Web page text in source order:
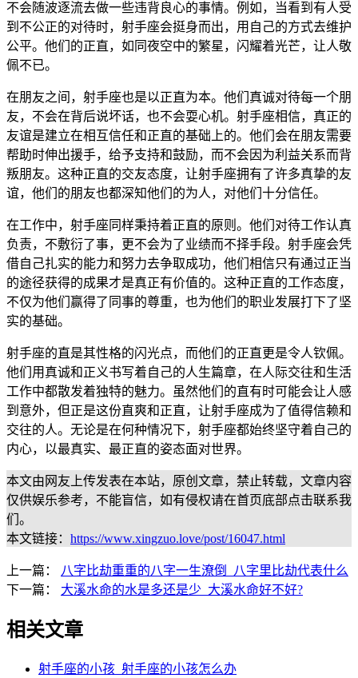
不会随波逐流去做一些违背良心的事情。例如，当看到有人受
到不公正的对待时，射手座会挺身而出，用自己的方式去维护
公平。他们的正直，如同夜空中的繁星，闪耀着光芒，让人敬
佩不已。
在朋友之间，射手座也是以正直为本。他们真诚对待每一个朋
友，不会在背后说坏话，也不会耍心机。射手座相信，真正的
友谊是建立在相互信任和正直的基础上的。他们会在朋友需要
帮助时伸出援手，给予支持和鼓励，而不会因为利益关系而背
叛朋友。这种正直的交友态度，让射手座拥有了许多真挚的友
谊，他们的朋友也都深知他们的为人，对他们十分信任。
在工作中，射手座同样秉持着正直的原则。他们对待工作认真
负责，不敷衍了事，更不会为了业绩而不择手段。射手座会凭
借自己扎实的能力和努力去争取成功，他们相信只有通过正当
的途径获得的成果才是真正有价值的。这种正直的工作态度，
不仅为他们赢得了同事的尊重，也为他们的职业发展打下了坚
实的基础。
射手座的直是其性格的闪光点，而他们的正直更是令人钦佩。
他们用真诚和正义书写着自己的人生篇章，在人际交往和生活
工作中都散发着独特的魅力。虽然他们的直有时可能会让人感
到意外，但正是这份直爽和正直，让射手座成为了值得信赖和
交往的人。无论是在何种情况下，射手座都始终坚守着自己的
内心，以最真实、最正直的姿态面对世界。
本文由网友上传发表在本站，原创文章，禁止转载，文章内容
仅供娱乐参考，不能盲信，如有侵权请在首页底部点击联系我
们。
本文链接： https://www.xingzuo.love/post/16047.html
上一篇：
八字比劫重重的八字一生潦倒_八字里比劫代表什么
下一篇： 大溪水命的水是多还是少_大溪水命好不好?
相关文章
射手座的小孩_射手座的小孩怎么办